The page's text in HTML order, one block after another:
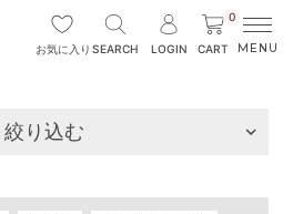
お気に入り SEARCH LOGIN
0
CART
絞り込む